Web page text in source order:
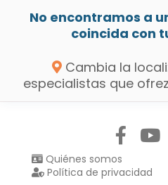
No encontramos a
coincida con
Cambia la
especialistas que
Quiénes somos
Política de privacidad